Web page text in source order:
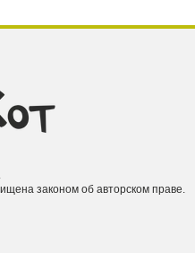
законом об авторском праве.